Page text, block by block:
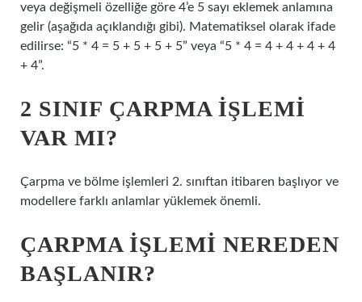
veya değişmeli özelliğe göre 4’e 5 sayı eklemek anlamına
gelir (aşağıda açıklandığı gibi). Matematiksel olarak ifade
edilirse: “5 * 4 = 5 + 5 + 5 + 5” veya “5 * 4 = 4 + 4 + 4 + 4
+ 4”.
2 SINIF ÇARPMA IŞLEMI
VAR MI?
Çarpma ve bölme işlemleri 2. sınıftan itibaren başlıyor ve
modellere farklı anlamlar yüklemek önemli.
ÇARPMA IŞLEMI NEREDEN
BAŞLANIR?